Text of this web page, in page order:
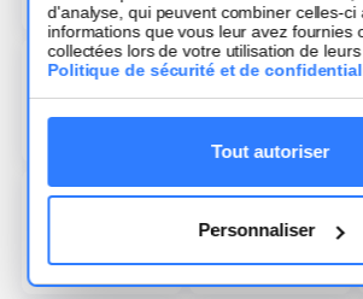
d'analyse, qui peuvent combiner celles-ci
informations que vous leur avez fournies
collectées lors de votre utilisation de leurs
Politique de sécurité et de
Tout autoriser
Personnaliser